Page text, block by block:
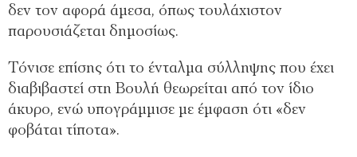
δεν τον αφορά άμεσα, όπως τουλάχιστον
παρουσιάζεται δημοσίως.
Τόνισε επίσης ότι το ένταλμα σύλληψης που έχει
διαβιβαστεί στη Βουλή θεωρείται από τον ίδιο
άκυρο, ενώ υπογράμμισε με έμφαση ότι «δεν
φοβάται τίποτα».